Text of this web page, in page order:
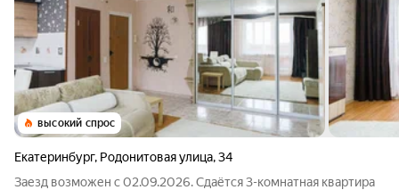
высокий спрос
Екатеринбург, Родонитовая улица,34
Заезд возможен с 02.09.2026. Сдаётся 3-комнатная квартира